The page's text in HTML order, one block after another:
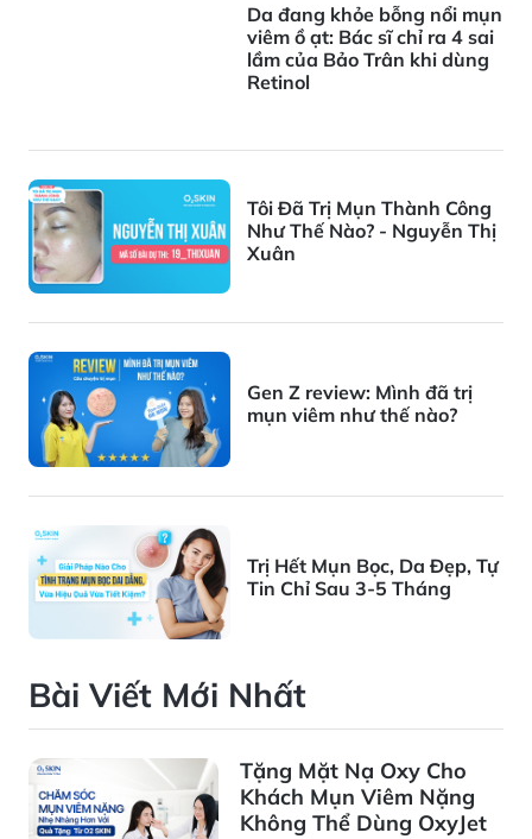
Da đang khỏe bỗng nổi mụn
viêm ồ ạt: Bác sĩ chỉ ra 4 sai
lầm của Bảo Trân khi dùng
Retinol
Tôi Đã Trị Mụn Thành Công
Như Thế Nào? - Nguyễn Thị
Xuân
Gen Z review: Mình đã trị
mụn viêm như thế nào?
Trị Hết Mụn Bọc, Da Đẹp, Tự
Tin Chỉ Sau 3-5 Tháng
Bài Viết Mới Nhất
Tặng Mặt Nạ Oxy Cho
Khách Mụn Viêm Nặng
Không Thể Dùng OxyJet